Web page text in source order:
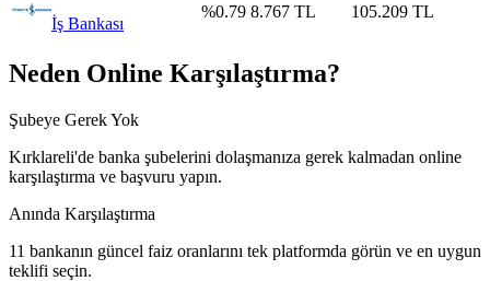
İş Bankası
%0.79 8.767 TL 105.209 TL
Neden Online Karşılaştırma?
Şubeye Gerek Yok
Kırklareli'de banka şubelerini dolaşmanıza gerek kalmadan online
karşılaştırma ve başvuru yapın.
Anında Karşılaştırma
11 bankanın güncel faiz oranlarını tek platformda görün ve en uygun
teklifi seçin.